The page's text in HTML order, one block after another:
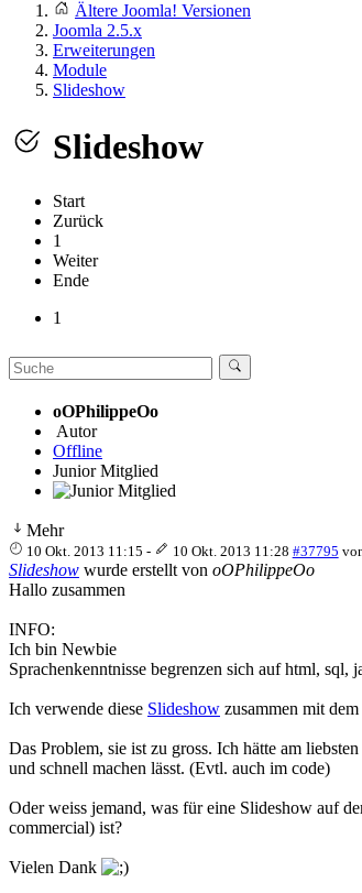
Ältere Joomla! Versionen
Joomla 2.5.x
Erweiterungen
Module
Slideshow
Slideshow
Start
Zurück
1
Weiter
Ende
1
oOPhilippeOo
Autor
Offline
Junior Mitglied
Mehr
10 Okt. 2013 11:15 - 10 Okt. 2013 11:28 #37795
Slideshow wurde erstellt von oOPhilippeOo
Hallo zusammen
INFO:
Ich bin Newbie
Sprachenkenntnisse begrenzen sich auf html, sql,
Ich verwende diese Slideshow zusammen mit
Das Problem, sie ist zu gross. Ich hätte am
und schnell machen lässt. (Evtl. auch im code)
Oder weiss jemand, was für eine Slideshow auf
commercial) ist?
Vielen Dank